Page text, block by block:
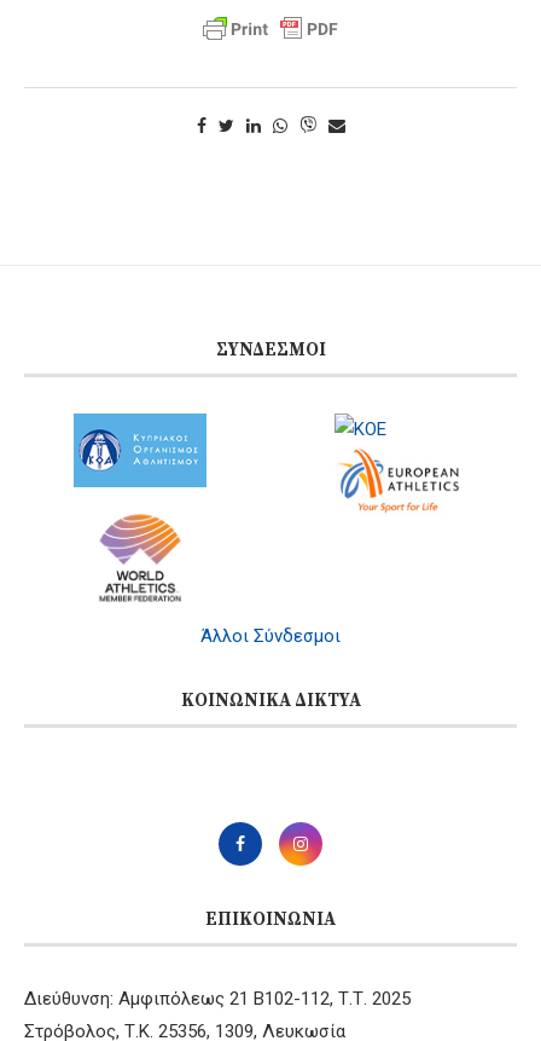
ΣΎΝΔΕΣΜΟΙ
Άλλοι Σύνδεσμοι
ΚΟΙΝΩΝΙΚΆ ΔΊΚΤΥΑ
ΕΠΙΚΟΙΝΩΝΊΑ
Διεύθυνση: Αμφιπόλεως 21 B102-112, Τ.Τ. 2025
Στρόβολος, Τ.Κ. 25356, 1309, Λευκωσία